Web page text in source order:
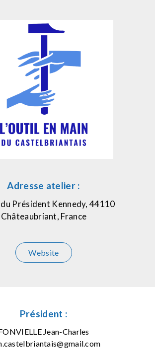
Adresse atelier :
du Président Kennedy, 44110
Châteaubriant, France
Website
Président :
Jean-Charles